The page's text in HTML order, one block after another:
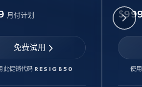
月付计划
免费试用
此促销代码 RESIGB50 使